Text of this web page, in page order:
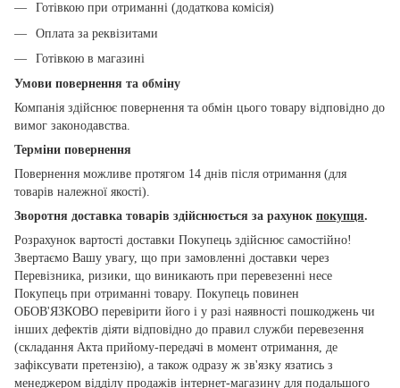
Готівкою при отриманні (додаткова комісія)
Оплата за реквізитами
Готівкою в магазині
Умови повернення та обміну
Компанія здійснює повернення та обмін цього товару відповідно до
вимог законодавства.
Терміни повернення
Повернення можливе протягом 14 днів після отримання (для
товарів належної якості).
Зворотня доставка товарів здійснюється за рахунок покупця.
Розрахунок вартості доставки Покупець здійснює самостійно!
Звертаємо Вашу увагу, що при замовленні доставки через
Перевізника, ризики, що виникають при перевезенні несе
Покупець при отриманні товару. Покупець повинен
ОБОВ'ЯЗКОВО перевірити його і у разі наявності пошкоджень чи
інших дефектів діяти відповідно до правил служби перевезення
(складання Акта прийому-передачі в момент отримання, де
зафіксувати претензію), а також одразу ж зв'язку язатись з
менеджером відділу продажів інтернет-магазину для подальшого